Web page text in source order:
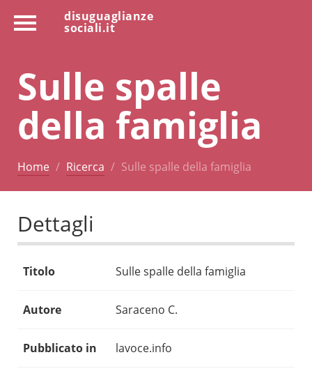
disuguaglianze
sociali.it
Sulle spalle
della famiglia
Home Ricerca Sulle spalle della famiglia
Dettagli
Titolo Sulle spalle della famiglia
Autore Saraceno C.
Pubblicato in lavoce.info